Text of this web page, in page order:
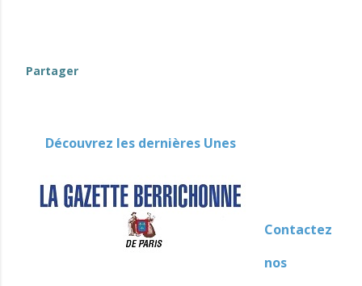
Partager
Découvrez les dernières Unes
Contactez
nos